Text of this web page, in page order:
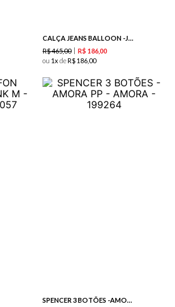
CALÇA JEANS BALLOON -JEANS
R$465,00 R$ 18600
ou 1 deR$ 186 00
SPENCER 3 BOTÕES -AMORA